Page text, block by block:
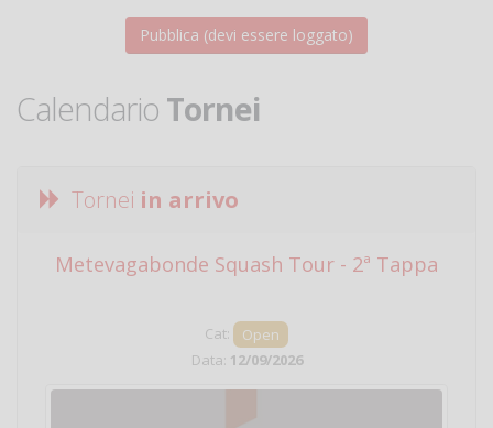
Calendario Tornei
Tornei in arrivo
Metevagabonde Squash Tour - 2ª Tappa
Cat:
Open
Data: 12/09/2026